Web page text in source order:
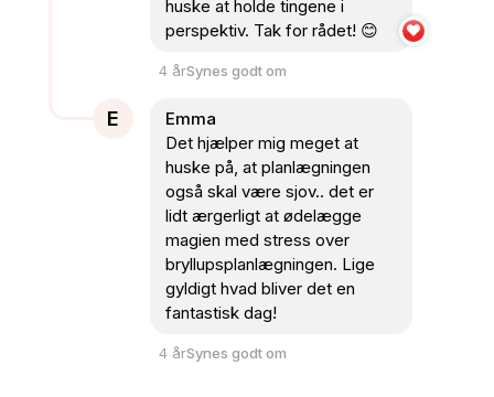
huske at holde tingene i
perspektiv. Tak for rådet! 😊
4 årSynes godt om
E
Emma
Det hjælper mig meget at
huske på, at planlægningen
også skal være sjov.. det er
lidt ærgerligt at ødelægge
magien med stress over
bryllupsplanlægningen. Lige
gyldigt hvad bliver det en
fantastisk dag!
4 årSynes godt om